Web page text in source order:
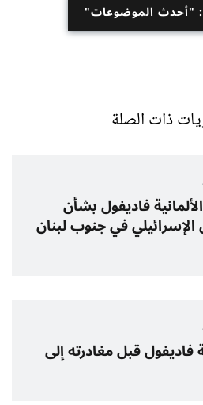
"أحدث الموضوعات"
ذات الصلة
فاديفول بشأن
في جنوب لبنان
فاديفول قبل مغادرته إلى